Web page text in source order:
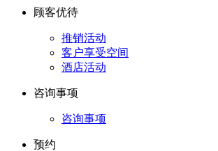
顾客优待
推销活动
客户享受空间
酒店活动
咨询事项
咨询事项
预约